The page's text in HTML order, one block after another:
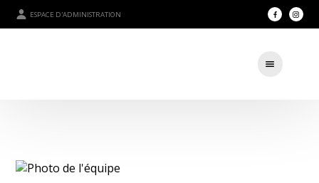
ESPACE D'ADMINISTRATION